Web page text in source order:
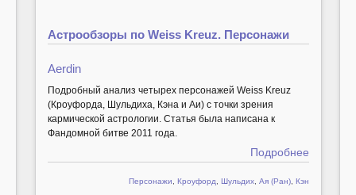
Астрообзоры по Weiss Kreuz. Персонажи
Aerdin
Подробный анализ четырех персонажей Weiss Kreuz
(Кроуфорда, Шульдиха, Кэна и Аи) с точки зрения
кармической астрологии. Статья была написана к
Фандомной битве 2011 года.
Подробнее
Персонажи, Кроуфорд, Шульдих, Ая (Ран), Кэн